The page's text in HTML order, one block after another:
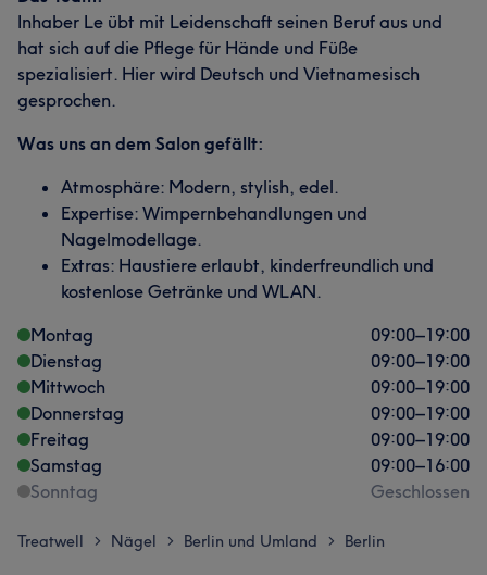
Inhaber Le übt mit Leidenschaft seinen Beruf aus und
hat sich auf die Pflege für Hände und Füße
spezialisiert. Hier wird Deutsch und Vietnamesisch
gesprochen.
Was uns an dem Salon gefällt:
Atmosphäre: Modern, stylish, edel.
Expertise: Wimpernbehandlungen und
Nagelmodellage.
Extras: Haustiere erlaubt, kinderfreundlich und
kostenlose Getränke und WLAN.
Montag
09:00–19:00
Dienstag
09:00–19:00
Mittwoch
09:00–19:00
Donnerstag
09:00–19:00
Freitag
09:00–19:00
Samstag
09:00–16:00
Sonntag
Geschlossen
Treatwell > Nägel > Berlin und Umland > Berlin